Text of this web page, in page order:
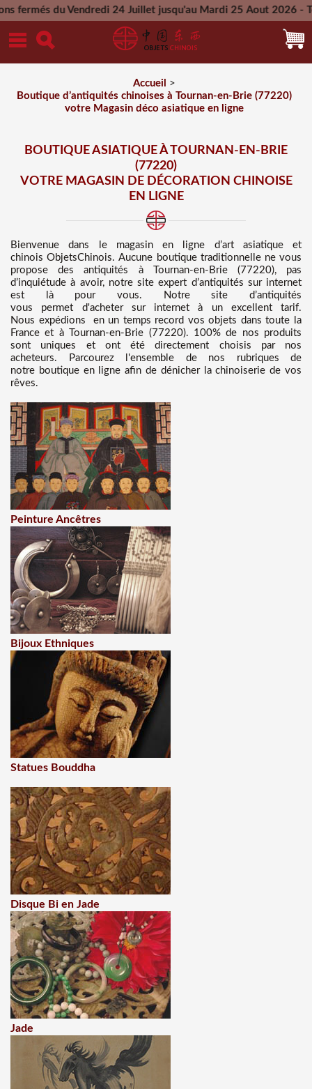
Vendredi 24 Juillet jusqu'au Mardi 25 Aout 2026 - Toutes les
Mercredi 26 Aout 2026
Accueil
>
Boutique d’antiquités chinoises à Tournan-en-Brie (77220)
votre Magasin déco asiatique en ligne
BOUTIQUE ASIATIQUE À TOURNAN-EN-BRIE
(77220)
VOTRE MAGASIN DE DÉCORATION CHINOISE
EN LIGNE
Bienvenue dans
le magasin en ligne d’art asiatique et
chinoisObjetsChinois. Aucune boutique traditionnelle ne vous
propose desantiquités à Tournan-en-Brie (77220), pas
d’inquiétude à avoir, notre site expert d’antiquités sur internet
est là pour vous. Notre site d’antiquités
vous permet d'acheter sur internet à un excellent tarif.
Nous expédions en un temps record vos objets dans toute la
France et à Tournan-en-Brie (77220). 100% de nos produits
sont uniques et ont été directement choisis par nos
acheteurs. Parcourez l'ensemble de nos rubriques de
notre boutique en ligne afin de dénicher la chinoiserie de vos
rêves.
Peinture Ancêtres
Bijoux Ethniques
Statues Bouddha
Disque Bi en Jade
Jade